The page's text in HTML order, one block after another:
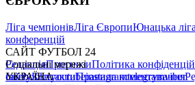
Ліга чемпіонівЛіга ЄвропиЮнацька
конференцій
САЙТ ФУТБОЛ 24
РедакціяПрогнозиПолітика
сайтуКонтактиПравила коментування
Соціальні мережі
facebookxyoutubeinstagramtelegramviber
УКРАЇНА